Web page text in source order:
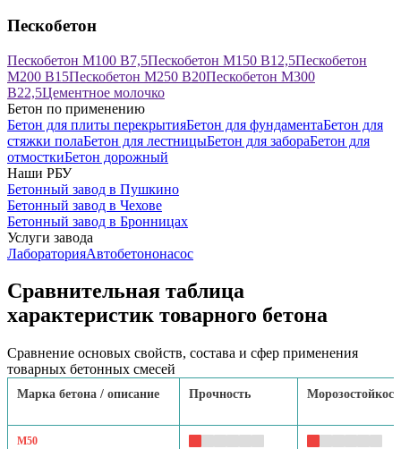
Пескобетон
Пескобетон М100 В7,5Пескобетон М150 В12,5Пескобетон
М200 В15Пескобетон М250 В20Пескобетон М300
В22,5Цементное молочко
Бетон по применению
Бетон для плиты перекрытияБетон для фундаментаБетон для
стяжки полаБетон для лестницыБетон для забораБетон для
отмосткиБетон дорожный
Наши РБУ
Бетонный завод в Пушкино
Бетонный завод в Чехове
Бетонный завод в Бронницах
Услуги завода
ЛабораторияАвтобетононасос
Сравнительная таблица
характеристик товарного бетона
Сравнение основых свойств, состава и сфер применения
товарных бетонных смесей
Марка бетона / описание Прочность
М50